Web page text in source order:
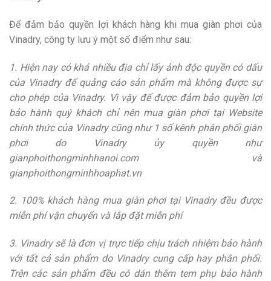
Để đảm bảo quyền lợi khách hàng khi mua giàn phơi của
Vinadry, công ty lưu ý một số điểm như sau:
1. Hiện nay có khá nhiều địa chỉ lấy ảnh độc quyền có dấu
của Vinadry để quảng cáo sản phẩm mà không được sự
cho phép của Vinadry. Vì vậy để được đảm bảo quyền lợi
bảo hành quý khách chỉ nên mua giàn phơi tại Website
chính thức của Vinadry cũng như 1 số kênh phân phối giàn
phơi do Vinadry ủy quyền như
gianphoithongminhhanoi.com và
gianphoithongminhhoaphat.vn
2. 100% khách hàng mua giàn phơi tại Vinadry đều được
miễn phí vận chuyển và lắp đặt miễn phí
3. Vinadry sẽ là đơn vị trực tiếp chịu trách nhiệm bảo hành
với tất cả sản phẩm do Vinadry cung cấp hay phân phối.
Trên các sản phẩm đều có dán thêm tem phụ bảo hành